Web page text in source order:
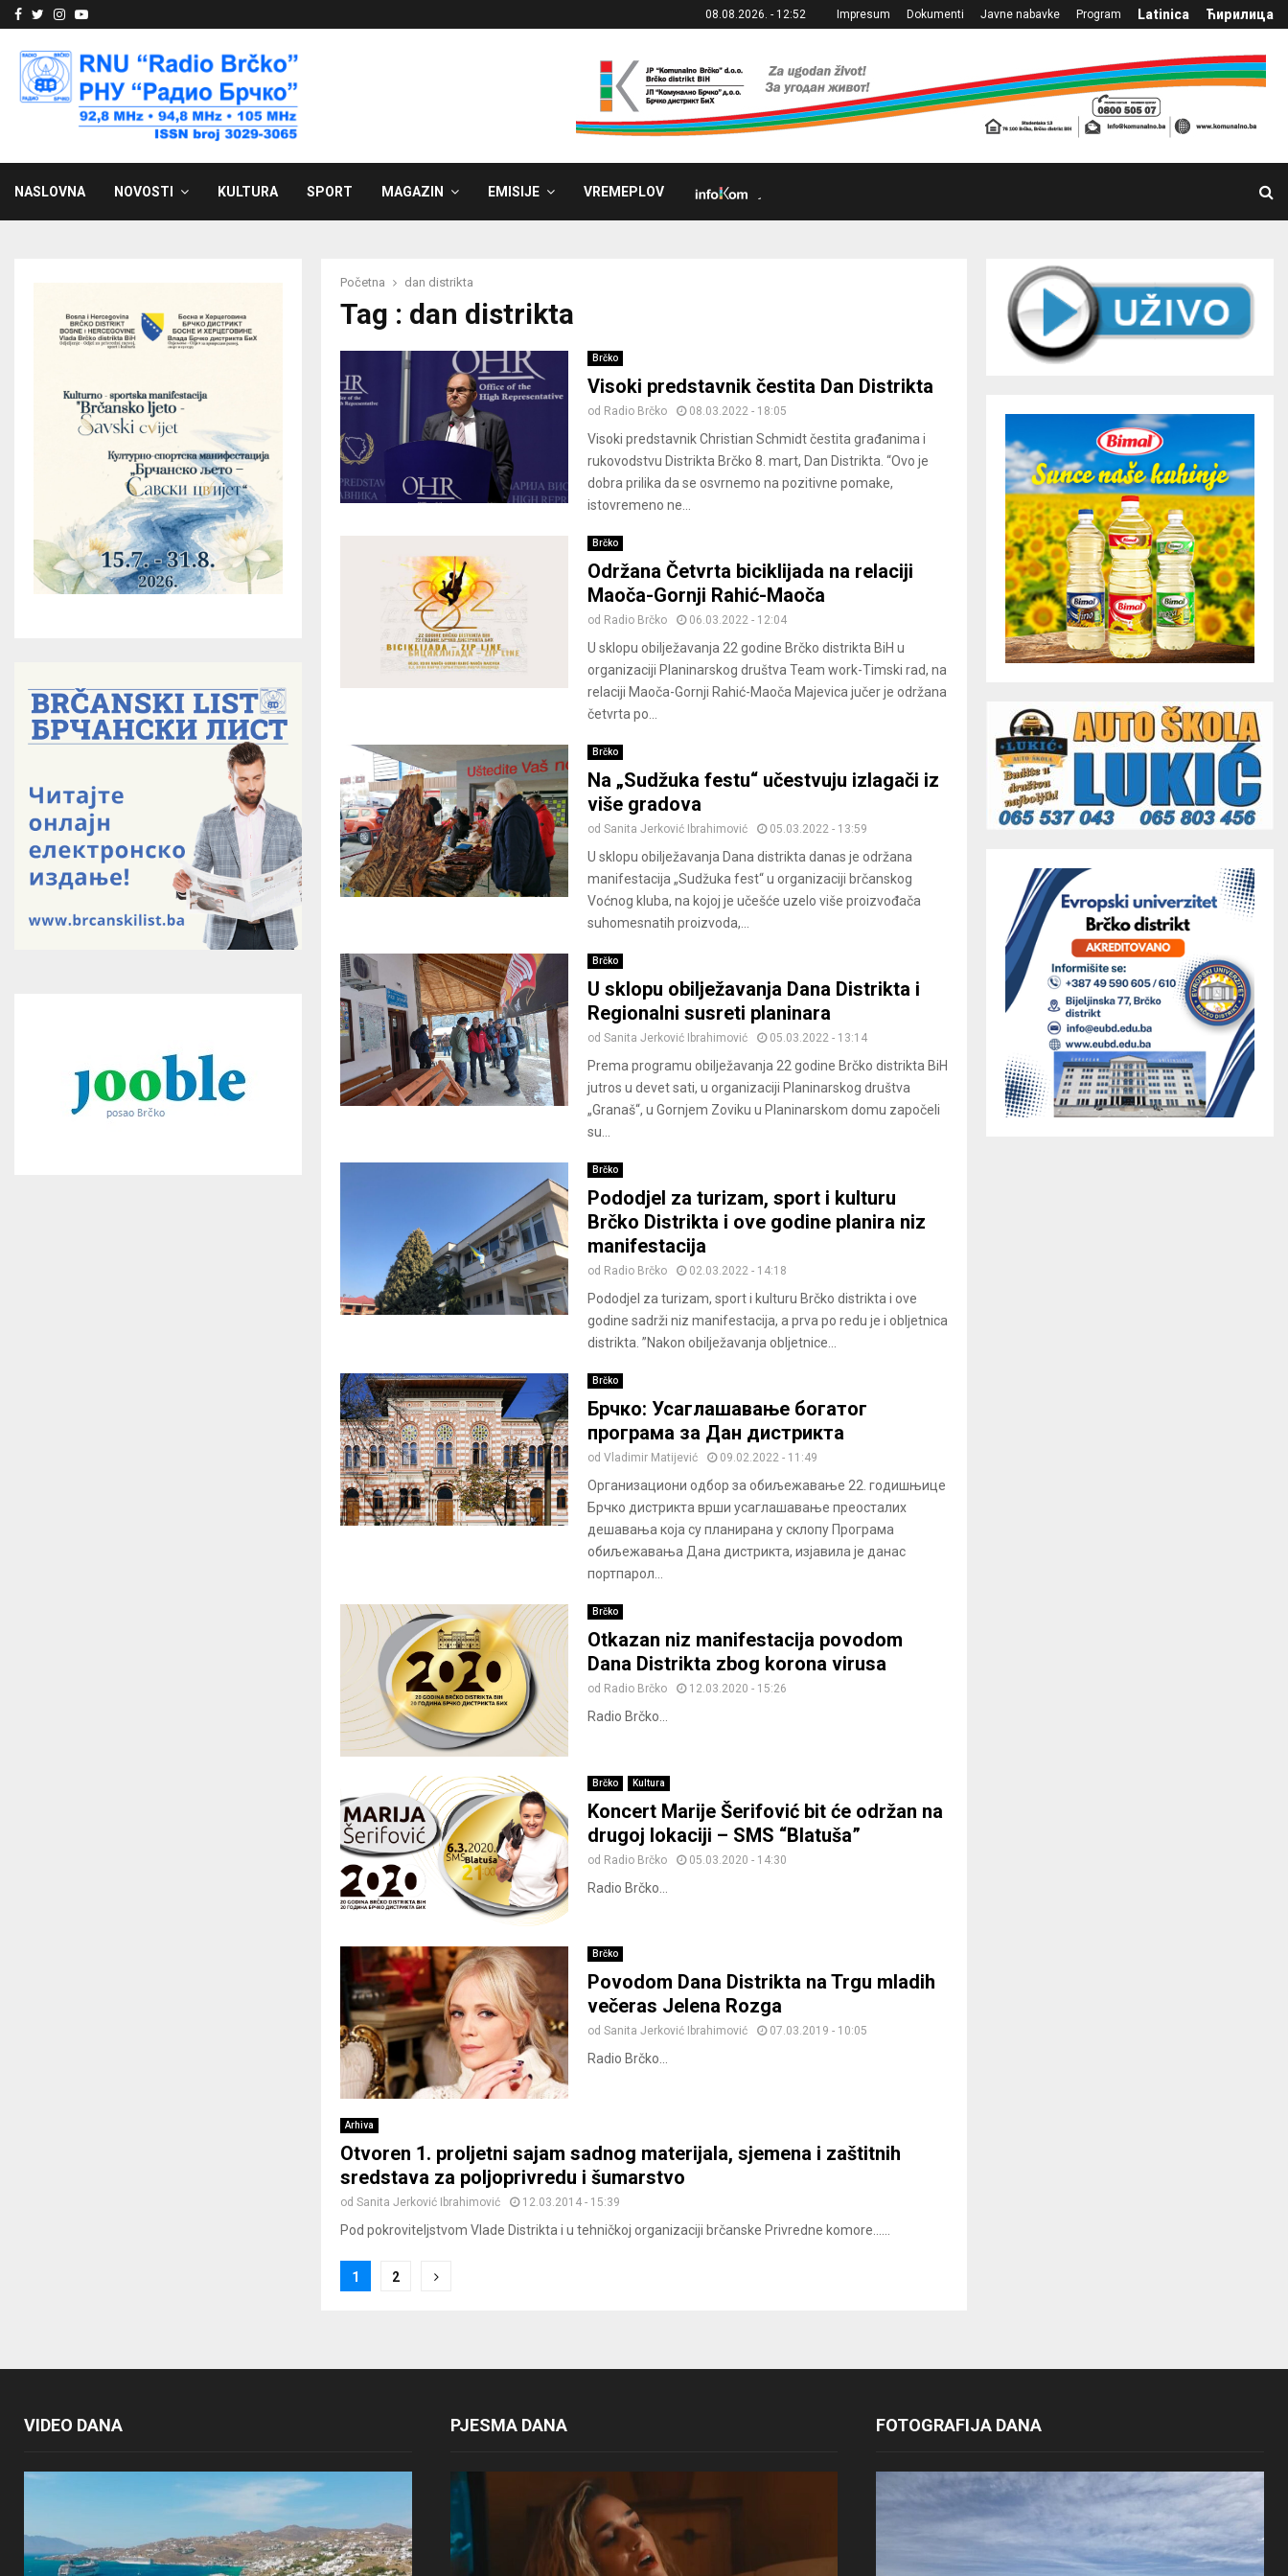
Facebook
Twitter
Instagram
Youtube 08.08.2026. - 12:52 Impresum Dokumenti Javne nabavke Program Latinica Ћирилица
NASLOVNA NOVOSTI KULTURA SPORT MAGAZIN EMISIJE VREMEPLOV
Početna dan distrikta
Tag : dan distrikta
Brčko
Visoki predstavnik čestita Dan Distrikta
od Radio Brčko 08.03.2022 - 18:05
Visoki predstavnik Christian Schmidt čestita građanima i
rukovodstvu Distrikta Brčko 8. mart, Dan Distrikta. “Ovo je
dobra prilika da se osvrnemo na pozitivne pomake,
istovremeno ne...
Brčko
Održana Četvrta biciklijada na relaciji
Maoča-Gornji Rahić-Maoča
od Radio Brčko 06.03.2022 - 12:04
U sklopu obilježavanja 22 godine Brčko distrikta BiH u
organizaciji Planinarskog društva Team work-Timski rad, na
relaciji Maoča-Gornji Rahić-Maoča Majevica jučer je održana
četvrta po...
Brčko
Na „Sudžuka festu“ učestvuju izlagači iz
više gradova
od Sanita Jerković Ibrahimović 05.03.2022 - 13:59
U sklopu obilježavanja Dana distrikta danas je održana
manifestacija „Sudžuka fest“ u organizaciji brčanskog
Voćnog kluba, na kojoj je učešće uzelo više proizvođača
suhomesnatih proizvoda,...
Brčko
U sklopu obilježavanja Dana Distrikta i
Regionalni susreti planinara
od Sanita Jerković Ibrahimović 05.03.2022 - 13:14
Prema programu obilježavanja 22 godine Brčko distrikta BiH
jutros u devet sati, u organizaciji Planinarskog društva
„Granaš“, u Gornjem Zoviku u Planinarskom domu započeli
su...
Brčko
Pododjel za turizam, sport i kulturu
Brčko Distrikta i ove godine planira niz
manifestacija
od Radio Brčko 02.03.2022 - 14:18
Pododjel za turizam, sport i kulturu Brčko distrikta i ove
godine sadrži niz manifestacija, a prva po redu je i obljetnica
distrikta. ”Nakon obilježavanja obljetnice...
Brčko
Брчко: Усаглашавање богатог
програма за Дан дистрикта
od Vladimir Matijević 09.02.2022 - 11:49
Организациони одбор за обиљежавање 22. годишњице
Брчко дистрикта врши усаглашавање преосталих
дешавања која су планирана у склопу Програма
обиљежавања Дана дистрикта, изјавила је данас
портпарол...
Brčko
Оtkazan niz manifestacija povodom
Dana Distrikta zbog korona virusa
od Radio Brčko 12.03.2020 - 15:26
Radio Brčko...
Brčko Kultura
Koncert Marije Šerifović bit će održan na
drugoj lokaciji – SMS “Blatuša”
od Radio Brčko 05.03.2020 - 14:30
Radio Brčko...
Brčko
Povodom Dana Distrikta na Trgu mladih
večeras Jelena Rozga
od Sanita Jerković Ibrahimović 07.03.2019 - 10:05
Radio Brčko...
Arhiva
Otvoren 1. proljetni sajam sadnog materijala, sjemena i zaštitnih
sredstava za poljoprivredu i šumarstvo
od Sanita Jerković Ibrahimović 12.03.2014 - 15:39
Pod pokroviteljstvom Vlade Distrikta i u tehničkoj organizaciji brčanske Privredne komore......
Posts
1 2
VIDEO DANA PJESMA DANA FOTOGRAFIJA DANA